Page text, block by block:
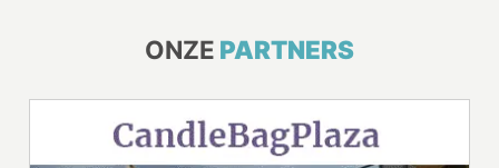
ONZE PARTNERS